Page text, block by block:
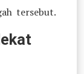
tersebut.